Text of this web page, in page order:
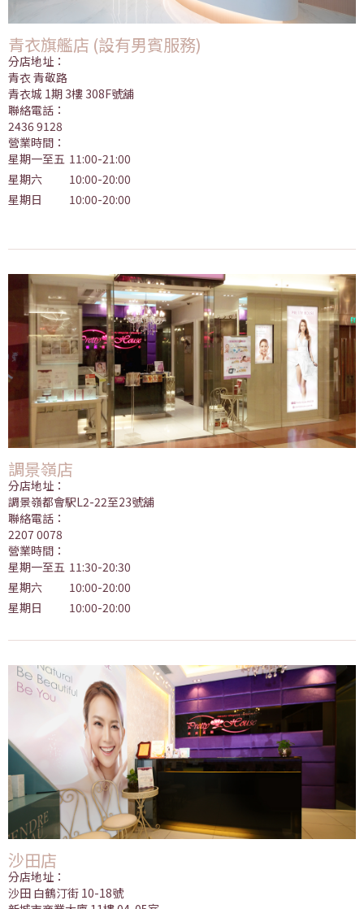
青衣旗艦店 (設有男賓服務)
分店地址：
青衣 青敬路
青衣城 1期 3樓 308F號舖
聯絡電話：
2436 9128
營業時間：
星期一至五 11:00-21:00
星期六
10:00-20:00
星期日
10:00-20:00
調景嶺店
分店地址：
調景嶺都會駅L2-22至23號舖
聯絡電話：
2207 0078
營業時間：
星期一至五 11:30-20:30
星期六
10:00-20:00
星期日
10:00-20:00
沙田店
分店地址：
沙田 白鶴汀街 10-18號